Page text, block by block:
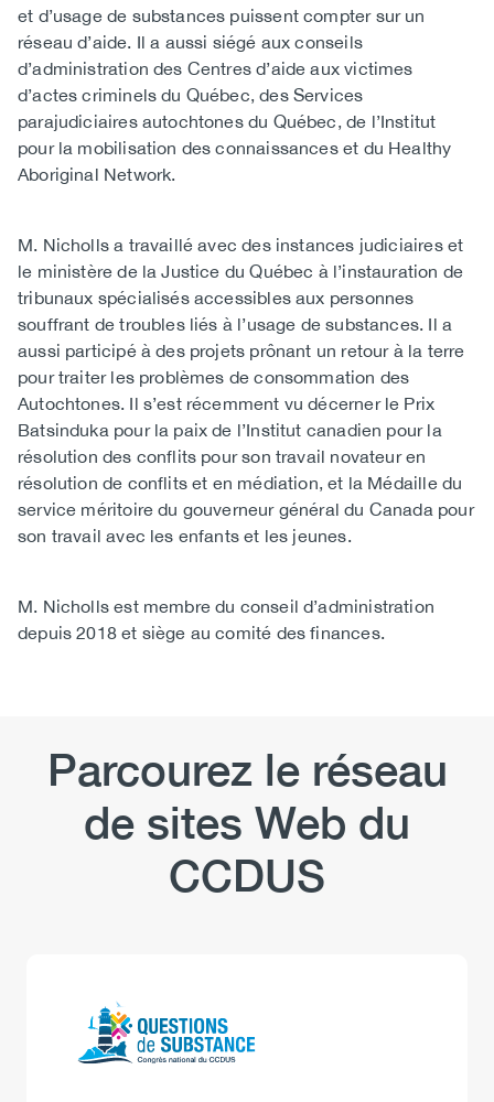
et d’usage de substances puissent compter sur un
réseau d’aide. Il a aussi siégé aux conseils
d’administration des Centres d’aide aux victimes
d’actes criminels du Québec, des Services
parajudiciaires autochtones du Québec, de l’Institut
pour la mobilisation des connaissances et du Healthy
Aboriginal Network.
M. Nicholls a travaillé avec des instances judiciaires et
le ministère de la Justice du Québec à l’instauration de
tribunaux spécialisés accessibles aux personnes
souffrant de troubles liés à l’usage de substances. Il a
aussi participé à des projets prônant un retour à la terre
pour traiter les problèmes de consommation des
Autochtones. Il s’est récemment vu décerner le Prix
Batsinduka pour la paix de l’Institut canadien pour la
résolution des conflits pour son travail novateur en
résolution de conflits et en médiation, et la Médaille du
service méritoire du gouverneur général du Canada pour
son travail avec les enfants et les jeunes.
M. Nicholls est membre du conseil d’administration
depuis 2018 et siège au comité des finances. ​​
Parcourez le réseau
de sites Web du
CCDUS